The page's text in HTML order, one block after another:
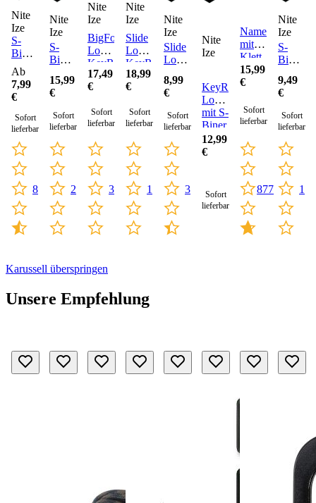
Nite
Ize
S-
Biner
Micro
Lock
2er
Pack
Ab
7,99
€
Sofort
lieferbar
8
Nite
Ize
S-
Biner
KeyRack
15,99
€
Sofort
lieferbar
2
Nite
Ize
BigFoot
Locker
KeyRack
17,49
€
Sofort
lieferbar
3
Nite
Ize
Slide
Lock
KeyRack
Karabiner
18,99
€
Sofort
lieferbar
1
Nite
Ize
Slide
Lock
Ring
Karabiner
8,99
€
Sofort
lieferbar
3
Nite
Ize
KeyRack
Locker
mit S-
Biner
MicroLocks
12,99
€
Sofort
lieferbar
Namensstreifen
mit
Klett
5er-
Satz
15,99
€
Sofort
lieferbar
877
Nite
Ize
S-
Biner
9,49
€
Sofort
lieferbar
1
Karussell überspringen
Unsere Empfehlung